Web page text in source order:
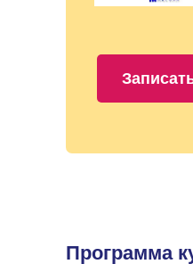
Программа